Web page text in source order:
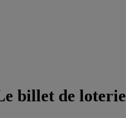
billet de loterie